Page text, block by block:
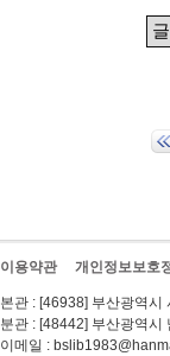
이용약관 개인정보보호
본관 : [46938] 부산광역
분관 : [48442] 부산광역
이메일 :